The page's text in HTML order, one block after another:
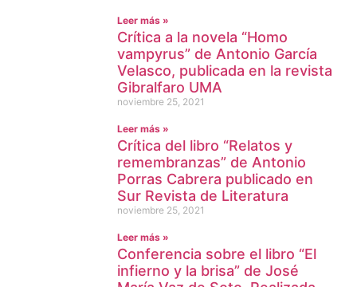
Leer más »
Crítica a la novela “Homo
vampyrus” de Antonio García
Velasco, publicada en la revista
Gibralfaro UMA
noviembre 25, 2021
Leer más »
Crítica del libro “Relatos y
remembranzas” de Antonio
Porras Cabrera publicado en
Sur Revista de Literatura
noviembre 25, 2021
Leer más »
Conferencia sobre el libro “El
infierno y la brisa” de José